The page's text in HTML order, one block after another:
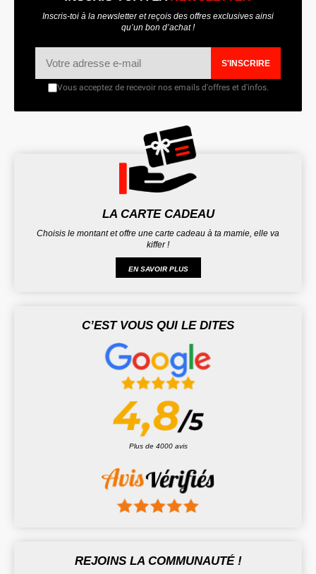
Inscris-toi à la newsletter et reçois des offres exclusives ainsi
qu’un bon d’achat !
S'INSCRIRE
Vous acceptez de recevoir nos emails d'offres et d'infos.
LA CARTE CADEAU
Choisis le montant et offre une carte cadeau à ta mamie, elle va
kiffer !
EN SAVOIR PLUS
C’EST VOUS QUI LE DITES
Plus de 4000 avis
REJOINS LA COMMUNAUTÉ !